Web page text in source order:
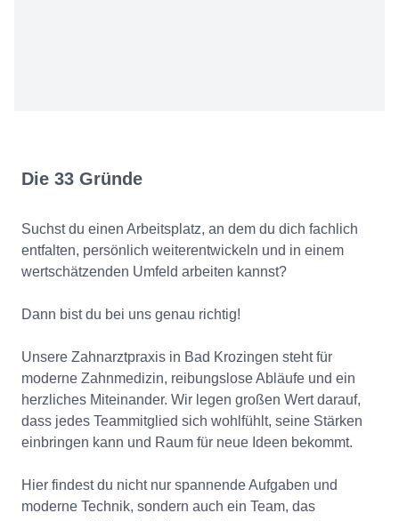
Die 33 Gründe
Suchst du einen Arbeitsplatz, an dem du dich fachlich
entfalten, persönlich weiterentwickeln und in einem
wertschätzenden Umfeld arbeiten kannst?
Dann bist du bei uns genau richtig!
Unsere Zahnarztpraxis in Bad Krozingen steht für
moderne Zahnmedizin, reibungslose Abläufe und ein
herzliches Miteinander. Wir legen großen Wert darauf,
dass jedes Teammitglied sich wohlfühlt, seine Stärken
einbringen kann und Raum für neue Ideen bekommt.
Hier findest du nicht nur spannende Aufgaben und
moderne Technik, sondern auch ein Team, das